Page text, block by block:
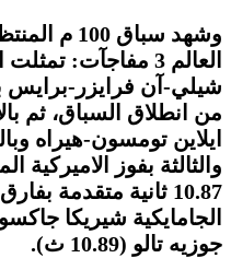
وشهد سباق
العالم 3 مفاجآت:
شيلي-آن فرايزر-برايس
من انطلاق السباق، ثم
ايلاين تومسون-هيراه
والثالثة بفوز
10.87 ثانية متقدمة
جوزيه تالو (10.89 ث).